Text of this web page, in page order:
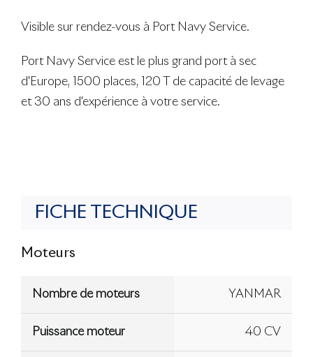
Visible sur rendez-vous à Port Navy Service.
Port Navy Service est le plus grand port à sec
d'Europe, 1500 places, 120 T de capacité de levage
et 30 ans d'expérience à votre service.
FICHE TECHNIQUE
Moteurs
Nombre de moteurs YANMAR
Puissance moteur 40 CV